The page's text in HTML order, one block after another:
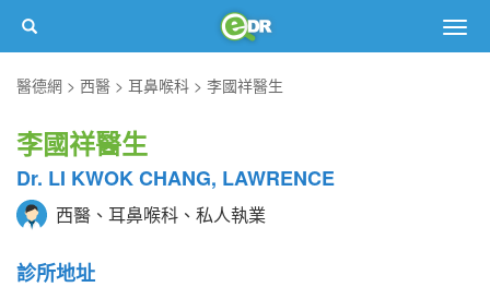
醫德網
西醫 耳鼻喉科 李國祥醫生
李國祥醫生
Dr. LI KWOK CHANG, LAWRENCE
西醫、耳鼻喉科、私人執業
診所地址